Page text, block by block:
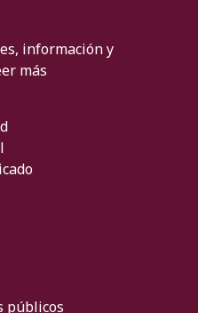
información y
más
públicos